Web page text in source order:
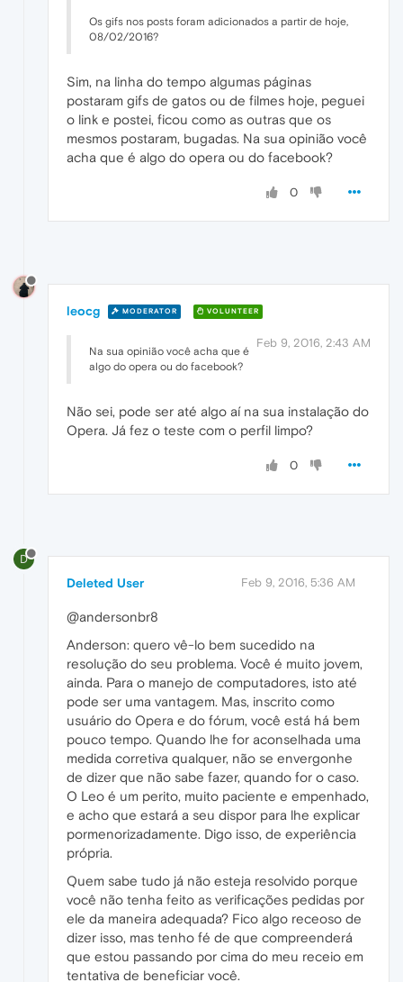
Os gifs nos posts foram adicionados a partir de hoje,
08/02/2016?
Sim, na linha do tempo algumas páginas
postaram gifs de gatos ou de filmes hoje, peguei
o link e postei, ficou como as outras que os
mesmos postaram, bugadas. Na sua opinião você
acha que é algo do opera ou do facebook?
0
leocg MODERATOR VOLUNTEER
Feb 9, 2016, 2:43 AM
Na sua opinião você acha que é
algo do opera ou do facebook?
Não sei, pode ser até algo aí na sua instalação do
Opera. Já fez o teste com o perfil limpo?
0
D
Deleted User Feb 9, 2016, 5:36 AM
@andersonbr8
Anderson: quero vê-lo bem sucedido na
resolução do seu problema. Você é muito jovem,
ainda. Para o manejo de computadores, isto até
pode ser uma vantagem. Mas, inscrito como
usuário do Opera e do fórum, você está há bem
pouco tempo. Quando lhe for aconselhada uma
medida corretiva qualquer, não se envergonhe
de dizer que não sabe fazer, quando for o caso.
O Leo é um perito, muito paciente e empenhado,
e acho que estará a seu dispor para lhe explicar
pormenorizadamente. Digo isso, de experiência
própria.
Quem sabe tudo já não esteja resolvido porque
você não tenha feito as verificações pedidas por
ele da maneira adequada? Fico algo receoso de
dizer isso, mas tenho fé de que compreenderá
que estou passando por cima do meu receio em
tentativa de beneficiar você.